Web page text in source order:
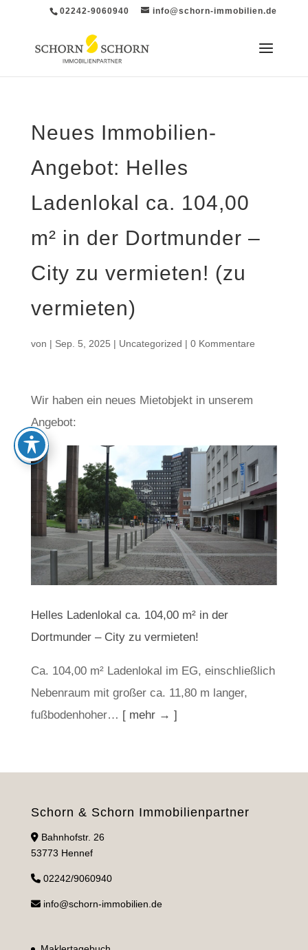
02242-9060940 info@schorn-immobilien.de
Neues Immobilien-
Angebot: Helles
Ladenlokal ca. 104,00
m² in der Dortmunder –
City zu vermieten! (zu
vermieten)
von | Sep. 5, 2025 | Uncategorized | 0 Kommentare
Wir haben ein neues Mietobjekt in unserem
Angebot:
Helles Ladenlokal ca. 104,00 m² in der
Dortmunder – City zu vermieten!
Ca. 104,00 m² Ladenlokal im EG, einschließlich
Nebenraum mit großer ca. 11,80 m langer,
fußbodenhoher… [ mehr → ]
Schorn & Schorn Immobilienpartner
Bahnhofstr. 26
53773 Hennef
02242/9060940
info@schorn-immobilien.de